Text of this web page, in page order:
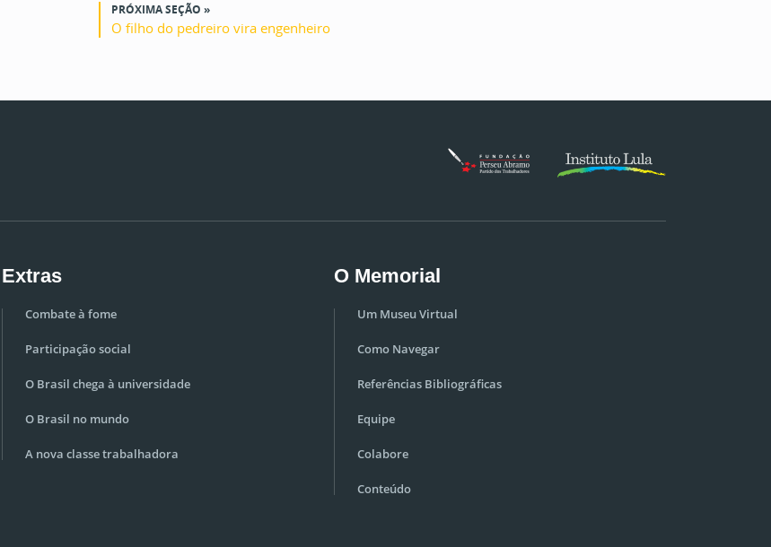
PRÓXIMA SEÇÃO »
O filho do pedreiro vira engenheiro
Extras
Combate à fome
Participação social
O Brasil chega à universidade
O Brasil no mundo
A nova classe trabalhadora
O Memorial
Um Museu Virtual
Como Navegar
Referências Bibliográficas
Equipe
Colabore
Conteúdo